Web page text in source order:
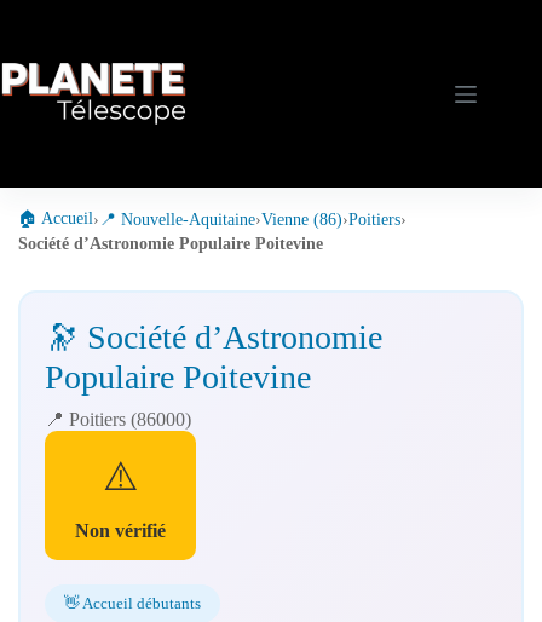
🏠 Accueil› 📍 Nouvelle-Aquitaine›Vienne (86)›Poitiers›
Société d’Astronomie Populaire Poitevine
🔭 Société d’Astronomie
Populaire Poitevine
📍 Poitiers (86000)
⚠️
Non vérifié
👋 Accueil débutants